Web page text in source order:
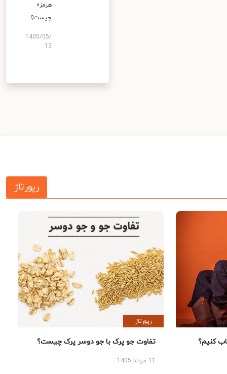
هرمز»
چیست؟
1405/05/
13
رپورتاژ
کنیم؟
رپورتاژ
تفاوت جو پرک با جو دوسر پرک چیست؟